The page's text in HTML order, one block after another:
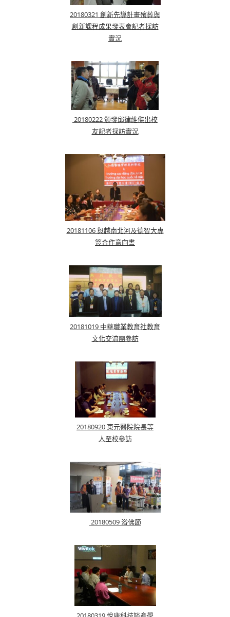
20180321 創新先導計畫殯葬與
創新課程成果發表會記者採訪
實況
20180222 頒發邱律維傑出校
友記者採訪實況
20181106 與越南北河及德智大專
簽合作意向書
20181019 中華職業教育社教育
文化交流團參訪
20180920 東元醫院院長等
人至校參訪
20180509 浴佛節